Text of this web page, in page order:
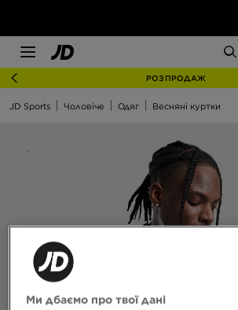
РОЗПРОДАЖ
JD Sports Чоловіче Одяг Весняні куртки
Ми дбаємо про твої дані